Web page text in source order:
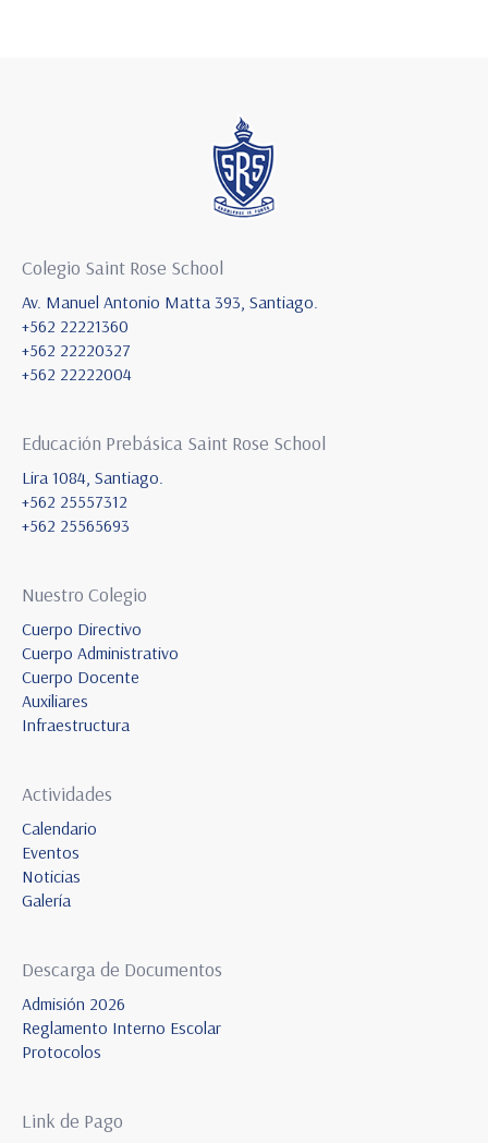
Colegio Saint Rose School
Av. Manuel Antonio Matta 393, Santiago.
+562 22221360
+562 22220327
+562 22222004
Educación Prebásica Saint Rose School
Lira 1084, Santiago.
+562 25557312
+562 25565693
Nuestro Colegio
Cuerpo Directivo
Cuerpo Administrativo
Cuerpo Docente
Auxiliares
Infraestructura
Actividades
Calendario
Eventos
Noticias
Galería
Descarga de Documentos
Admisión 2026
Reglamento Interno Escolar
Protocolos
Link de Pago